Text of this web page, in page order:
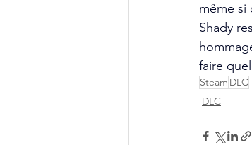
même si
Shady
faire
Steam DLC
DLC